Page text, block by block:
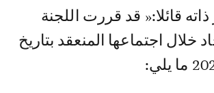
قائلا:« قد قررت اللجنة
خلال اجتماعها المنعقد بتاريخ